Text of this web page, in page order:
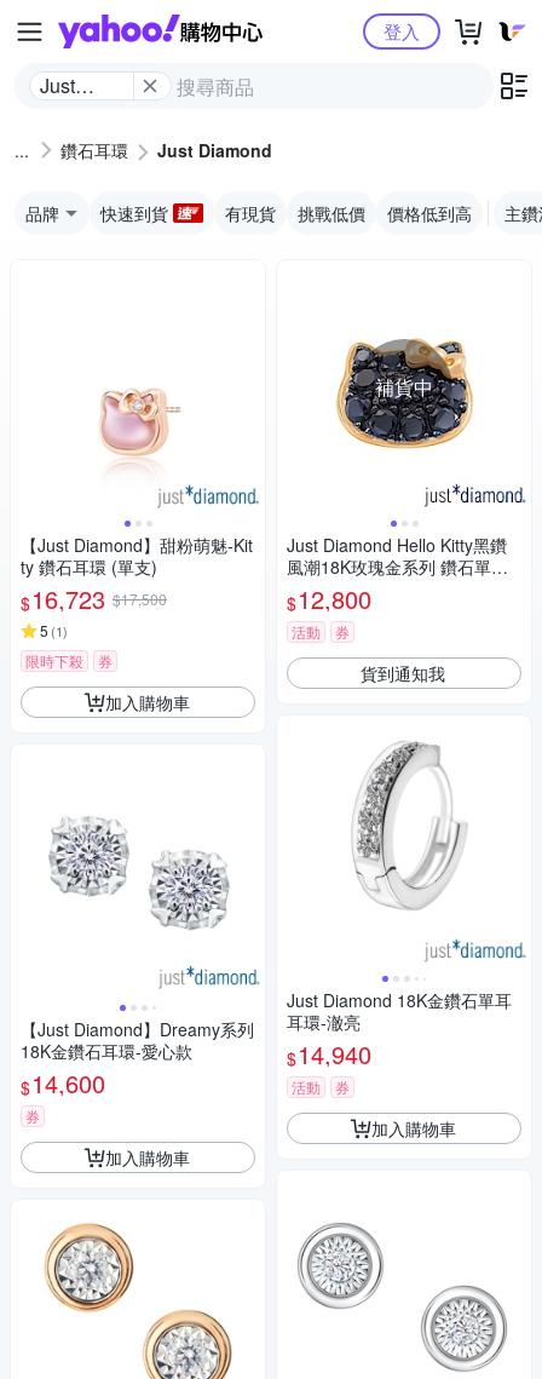
Yahoo購物中心
Just
登入
鑽石耳環 Just Diamond
品牌 快速到貨 有現貨 挑戰低價 價格低到高 主
【Just Diamond】甜粉萌魅-Kit
ty 鑽石耳環 (單支)
$16,723 $17,500
5 (1)
限時下殺 券
加入購物車
【Just Diamond】Dreamy系列
18K金鑽石耳環-愛心款
$14,600
券
加入購物車
補貨中
Just Diamond Hello Kitty黑鑽
風潮18K玫瑰金系列 鑽石單耳
耳環
$12,800
活動 券
貨到通知我
Just Diamond 18K金鑽石單耳
耳環-澈亮
$14,940
活動 券
加入購物車